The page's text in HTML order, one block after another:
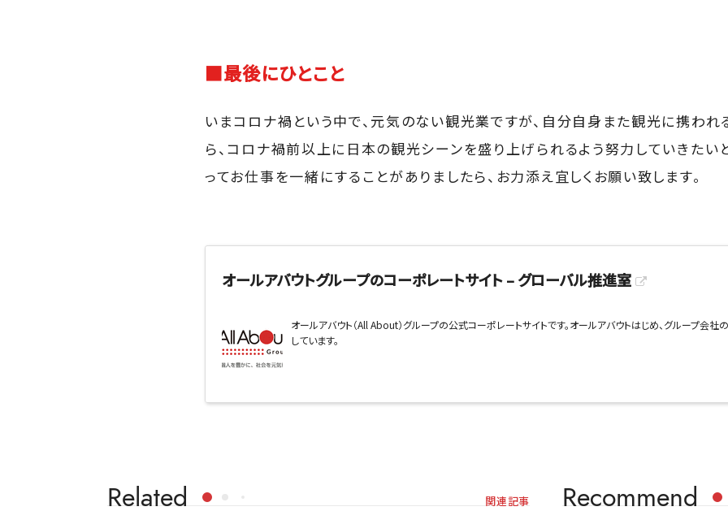
■最後にひとこと
いまコロナ禍という中で、元気のない観光業ですが、自分自身また観光に携われ
ら、コロナ禍前以上に日本の観光シーンを盛り上げられるよう努力していきたい
ってお仕事を一緒にすることがありましたら、お力添え宜しくお願い致します。
オールアバウトグループのコーポレートサイト – グローバル推進室
オールアバウト（All About）グループの公式コーポレートサイトです。オールアバウトはじめ、グループ会
しています。
Related 関連記事 Recommend